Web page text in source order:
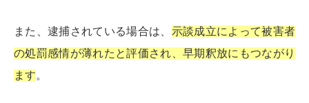
また、逮捕されている場合は、 示談成立によって被害者
の処罰感情が薄れたと評価され、早期釈放にもつながり
ます。